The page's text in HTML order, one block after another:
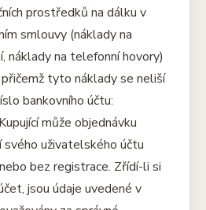
prostředků na dálku v
smlouvy (náklady na
náklady na telefonní hovory)
přičemž tyto náklady se neliší
bankovního účtu:
může objednávku
uživatelského účtu
bez registrace. Zřídí-li si
jsou údaje uvedené v